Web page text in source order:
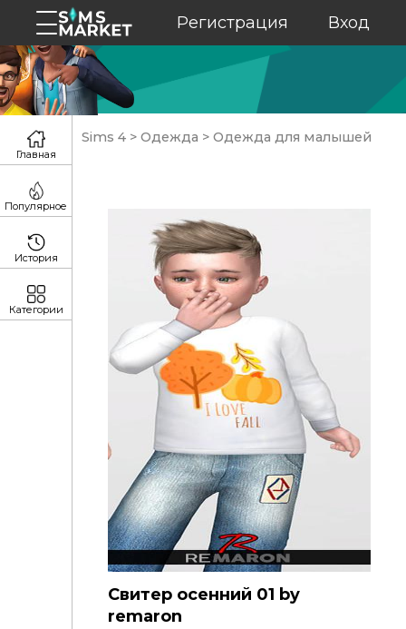
Регистрация Вход
Sims 4 > Одежда > Одежда для малышей
Свитер осенний 01 by
remaron
Главная
Популярное
История
Категории